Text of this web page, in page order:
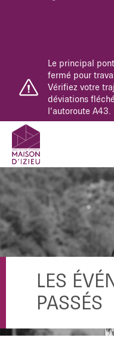
Vérifiez votre
déviations
l’autoroute A43.
LES
PASSÉS